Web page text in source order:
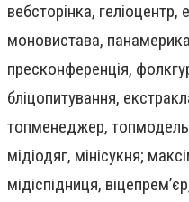
вебсторінка,
моновистава,
пресконференція,
бліцопитування,
топменеджер,
мідіодяг, мінісукня;
мідіспідниця,